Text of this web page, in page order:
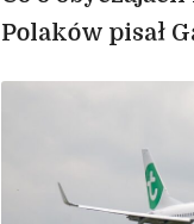
Polaków pisał